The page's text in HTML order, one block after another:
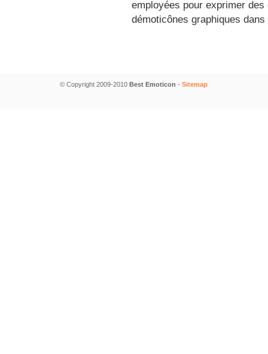
employées pour exprimer
démoticônes graphiques
© Copyright 2009-2010 Best Emoticon - Sitemap